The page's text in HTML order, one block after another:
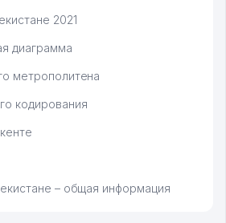
2021
диаграмма
метрополитена
кодирования
– общая информация